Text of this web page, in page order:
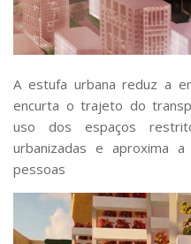
A estufa urbanareduz a
encurta o trajeto do
uso dos espaços
urbanizadas e aproxima
pessoas